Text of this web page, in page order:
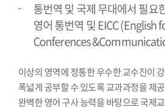
통번역 및 국제 무대에서 필요
영어 통번역 및 EICC
Conferences
이상의 영역에 정통한 우수한 교수진이
폭넓게 공부할 수 있도록 교과과정을 제
완벽한 영어 구사 능력을 바탕으로 국제